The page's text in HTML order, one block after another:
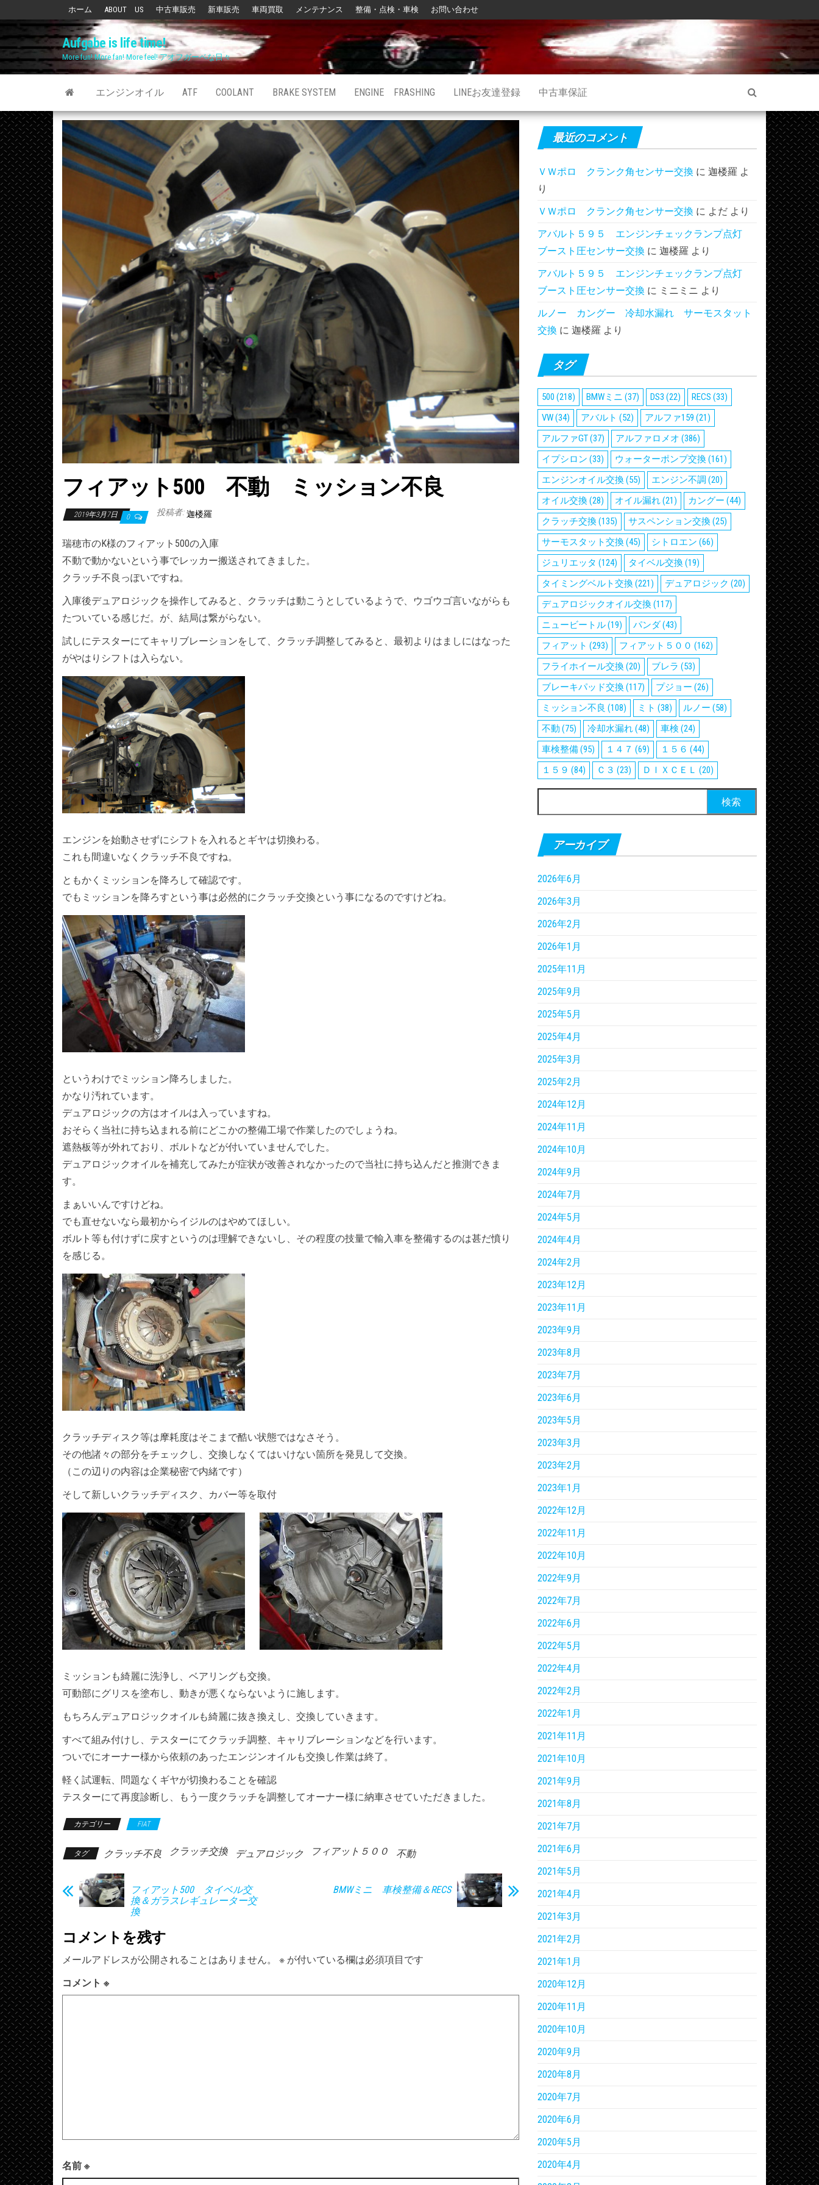
the
content
ホーム ABOUT US 中古車販売 新車販売 車両買取 メンテナンス 整備・点検・車検 お問い合わせ
Aufgabe is life time!
More fun! More fan! More feel! アオフガーベな日々
エンジンオイル ATF COOLANT BRAKE SYSTEM ENGINE FRASHING LINEお友達登録 中古車保証
フィアット500 不動 ミッション不良
2019年3月7日 0 投稿者: 迦楼羅
瑞穂市のK様のフィアット500の入庫
不動で動かないという事でレッカー搬送されてきました。
クラッチ不良っぽいですね。
入庫後デュアロジックを操作してみると、クラッチは動こうとしているようで、ウゴウゴ言いながらも
たついている感じだ。が、結局は繋がらない。
試しにテスターにてキャリブレーションをして、クラッチ調整してみると、最初よりはましにはなった
がやはりシフトは入らない。
エンジンを始動させずにシフトを入れるとギヤは切換わる。
これも間違いなくクラッチ不良ですね。
ともかくミッションを降ろして確認です。
でもミッションを降ろすという事は必然的にクラッチ交換という事になるのですけどね。
というわけでミッション降ろしました。
かなり汚れています。
デュアロジックの方はオイルは入っていますね。
おそらく当社に持ち込まれる前にどこかの整備工場で作業したのでしょうね。
遮熱板等が外れており、ボルトなどが付いていませんでした。
デュアロジックオイルを補充してみたが症状が改善されなかったので当社に持ち込んだと推測できま
す。
まぁいいんですけどね。
でも直せないなら最初からイジルのはやめてほしい。
ボルト等も付けずに戻すというのは理解できないし、その程度の技量で輸入車を整備するのは甚だ憤り
を感じる。
クラッチディスク等は摩耗度はそこまで酷い状態ではなさそう。
その他諸々の部分をチェックし、交換しなくてはいけない箇所を発見して交換。
（この辺りの内容は企業秘密で内緒です）
そして新しいクラッチディスク、カバー等を取付
ミッションも綺麗に洗浄し、ベアリングも交換。
可動部にグリスを塗布し、動きが悪くならないように施します。
もちろんデュアロジックオイルも綺麗に抜き換えし、交換していきます。
すべて組み付けし、テスターにてクラッチ調整、キャリブレーションなどを行います。
ついでにオーナー様から依頼のあったエンジンオイルも交換し作業は終了。
軽く試運転、問題なくギヤが切換わることを確認
テスターにて再度診断し、もう一度クラッチを調整してオーナー様に納車させていただきました。
カテゴリー FIAT
タグ クラッチ不良 クラッチ交換 デュアロジック フィアット５００ 不動
フィアット500 タイベル交
換＆ガラスレギュレーター交
換
BMWミニ 車検整備＆RECS
コメントを残す
メールアドレスが公開されることはありません。 ※ が付いている欄は必須項目です
コメント ※
名前 ※
最近のコメント
ＶＷポロ クランク角センサー交換 に 迦楼羅 よ
り
ＶＷポロ クランク角センサー交換 に よだ より
アバルト５９５ エンジンチェックランプ点灯
ブースト圧センサー交換 に 迦楼羅 より
アバルト５９５ エンジンチェックランプ点灯
ブースト圧センサー交換 に ミニミニ より
ルノー カングー 冷却水漏れ サーモスタット
交換 に 迦楼羅 より
タグ
500 (218) BMWミニ (37) DS3 (22) RECS (33)
VW(34) アバルト (52) アルファ159 (21)
アルファGT(37) アルファロメオ (386)
イプシロン (33) ウォーターポンプ交換(161)
エンジンオイル交換(55) エンジン不調 (20)
オイル交換(28) オイル漏れ(21) カングー (44)
クラッチ交換(135) サスペンション交換(25)
サーモスタット交換(45) シトロエン (66)
ジュリエッタ (124) タイベル交換(19)
タイミングベルト交換(221) デュアロジック (20)
デュアロジックオイル交換(117)
ニュービートル(19) パンダ(43)
フィアット (293) フィアット５００ (162)
フライホイール交換(20) ブレラ (53)
ブレーキパッド交換(117) プジョー (26)
ミッション不良 (108) ミト (38) ルノー (58)
不動 (75) 冷却水漏れ(48) 車検 (24)
車検整備(95) １４７ (69) １５６ (44)
１５９ (84) Ｃ３ (23) ＤＩＸＣＥＬ (20)
索:
アーカイブ
2026年6月
2026年3月
2026年2月
2026年1月
2025年11月
2025年9月
2025年5月
2025年4月
2025年3月
2025年2月
2024年12月
2024年11月
2024年10月
2024年9月
2024年7月
2024年5月
2024年4月
2024年2月
2023年12月
2023年11月
2023年9月
2023年8月
2023年7月
2023年6月
2023年5月
2023年3月
2023年2月
2023年1月
2022年12月
2022年11月
2022年10月
2022年9月
2022年7月
2022年6月
2022年5月
2022年4月
2022年2月
2022年1月
2021年11月
2021年10月
2021年9月
2021年8月
2021年7月
2021年6月
2021年5月
2021年4月
2021年3月
2021年2月
2021年1月
2020年12月
2020年11月
2020年10月
2020年9月
2020年8月
2020年7月
2020年6月
2020年5月
2020年4月